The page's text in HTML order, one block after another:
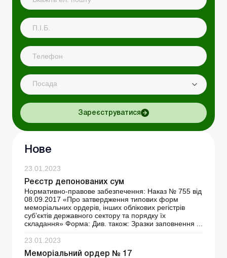
Посада
Зареєструватися
Нове
23.01.2023
Реєстр депонованих сум
Нормативно-правове забезпечення: Наказ № 755 від
08.09.2017 «Про затвердження типових форм
меморіальних ордерів, інших облікових регістрів
суб’єктів державного сектору та порядку їх
складання» Форма: Див. також: Зразки заповнення ...
23.01.2023
Меморіальний ордер № 17